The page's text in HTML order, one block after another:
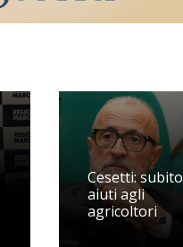
Cesetti: subito
aiuti agli
agricoltori